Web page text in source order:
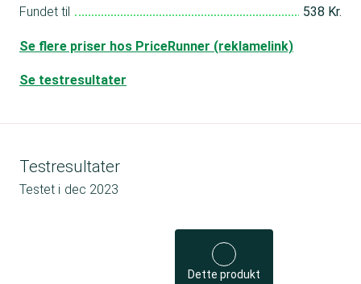
Fundet til 538 Kr.
Se flere priser hos PriceRunner (reklamelink)
Se testresultater
Testresultater
Testet i dec 2023
Dette produkt